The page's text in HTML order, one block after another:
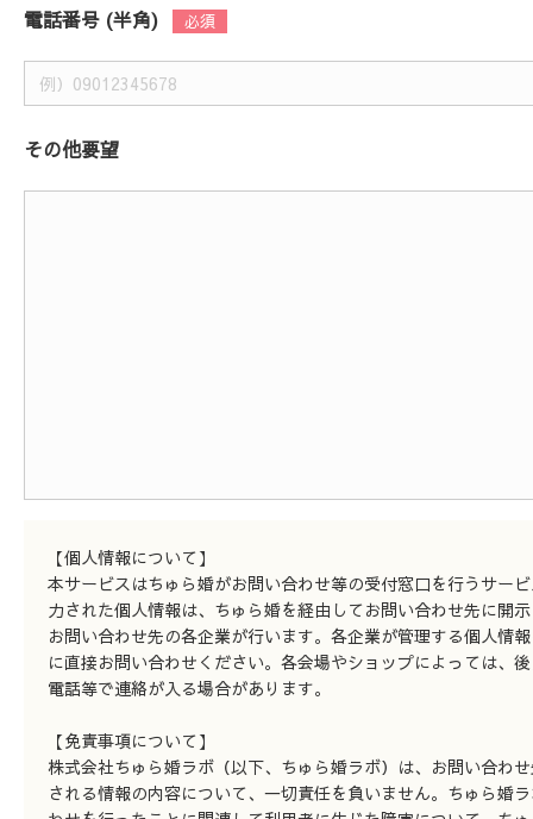
電話番号 (半角)
その他要望
【個人情報について】
本サービスはちゅら婚がお問い合わせ等の受付窓口を行うサー
力された個人情報は、ちゅら婚を経由してお問い合わせ先に開
お問い合わせ先の各企業が行います。各企業が管理する個人情
に直接お問い合わせください。各会場やショップによっては、
電話等で連絡が入る場合があります。
【免責事項について】
株式会社ちゅら婚ラボ（以下、ちゅら婚ラボ）は、お問い合わ
される情報の内容について、一切責任を負いません。ちゅら婚